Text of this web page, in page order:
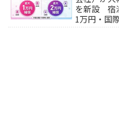
を新設 宿
1万円・国